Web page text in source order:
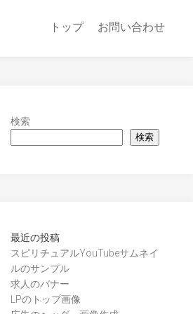
トップ お問い合わせ
検索
検索
最近の投稿
スピリチュアルYouTubeサムネイ
ルのサンプル
求人のバナー
LPのトップ画像